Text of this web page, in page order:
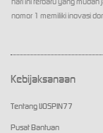
nomor 1 memiliki inovasi
Kebijaksanaan
Tentang IJOSPIN77
Pusat Bantuan